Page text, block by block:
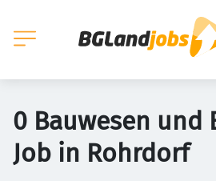
0 Bauwesen und
Job in Rohrdorf